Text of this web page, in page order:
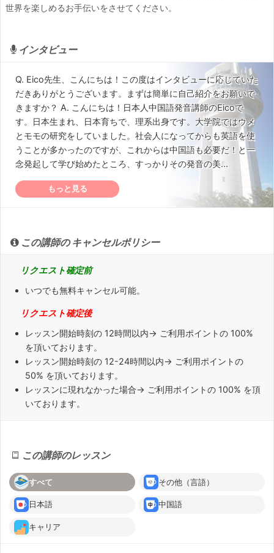
世界を楽しめるお手伝いをさせてください。
インタビュー
Q. Eico先生、こんにちは！この度はインタビューに応じていた
だきありがとうございます。まずは簡単に自己紹介をお願いで
きますか？ A. こんにちは！日本人中国語発音講師のEicoで
す。日本生まれ、日本育ちで、理系出身です。大学院ではウメ
とモモの研究をしていました。社会人になってからも英語を使
うことが多かったのですが、これからは中国語も必要だ！と一
念発起して学び始めたところ、すっかりその発音の美...
もっと見る
この講師の キャンセルポリシー
リクエスト確定前
いつでも無料キャンセル可能。
リクエスト確定後
レッスン開始時刻の 12時間以内→ ご利用ポイントの 100%
を頂いております。
レッスン開始時刻の 12-24時間以内→ ご利用ポイントの
50% を頂いております。
レッスンに現れなかった場合→ ご利用ポイントの 100% を頂
いております。
この講師のレッスン
すべて その他（言語）
日本語 中国語
キャリア